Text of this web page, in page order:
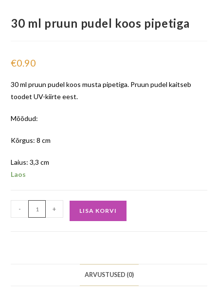
30 ml pruun pudel koos pipetiga
€0.90
30 ml pruun pudel koos musta pipetiga. Pruun pudel kaitseb
toodet UV-kiirte eest.
Mõõdud:
Kõrgus: 8 cm
Laius: 3,3 cm
Laos
- + LISA KORVI
ARVUSTUSED (0)